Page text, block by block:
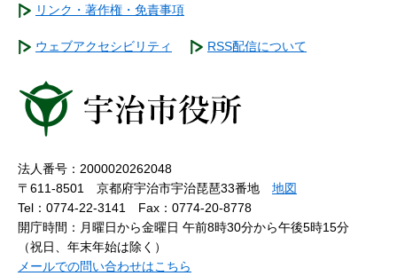
リンク・著作権・免責事項
ウェブアクセシビリティ RSS配信について
法人番号：2000020262048
〒611-8501 京都府宇治市宇治琵琶33番地 地図
Tel：0774-22-3141
Fax：0774-20-8778
開庁時間：月曜日から金曜日 午前8時30分から午後5時15分
（祝日、年末年始は除く）
メールでの問い合わせはこちら